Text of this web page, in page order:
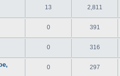
13 2,811
0 391
0 316
0 297